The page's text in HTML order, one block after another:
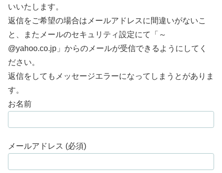
いいたします。
返信をご希望の場合はメールアドレスに間違いがないこ
と、またメールのセキュリティ設定にて「～
@yahoo.co.jp」からのメールが受信できるようにしてく
ださい。
返信をしてもメッセージエラーになってしまうとがありま
す。
お名前
メールアドレス (必須)